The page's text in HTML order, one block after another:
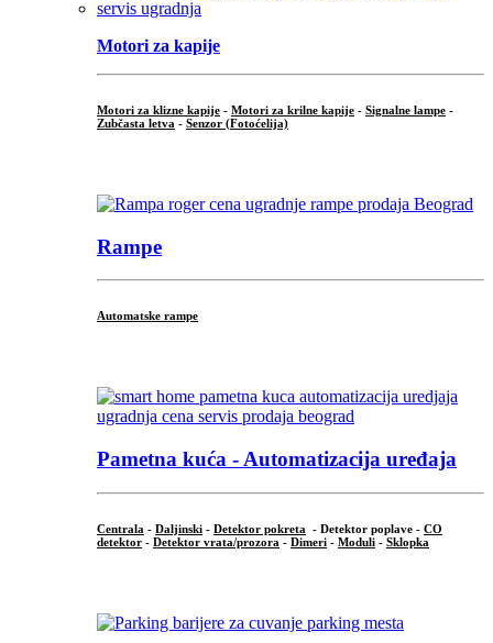
Motori za kapije
Motori za klizne kapije - Motori za krilne kapije - Signalne lampe -
Zubčasta letva - Senzor (Fotoćelija)
Rampe
Automatske rampe
Pametna kuća - Automatizacija uređaja
Centrala - Daljinski - Detektor pokreta - Detektor poplave - CO
detektor - Detektor vrata/prozora - Dimeri - Moduli - Sklopka